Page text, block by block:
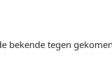
bekende tegen